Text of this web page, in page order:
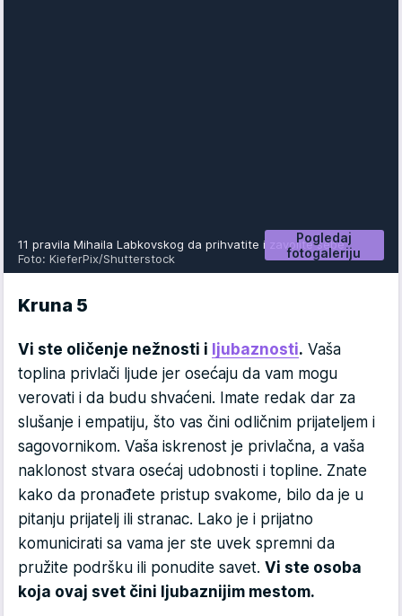
Pogledaj
fotogaleriju
11 pravila Mihaila Labkovskog da prihvatite i zavolite sebe
Foto: KieferPix/Shutterstock
Kruna 5
Vi ste oličenje nežnosti i ljubaznosti. Vaša
toplina privlači ljude jer osećaju da vam mogu
verovati i da budu shvaćeni. Imate redak dar za
slušanje i empatiju, što vas čini odličnim prijateljem i
sagovornikom. Vaša iskrenost je privlačna, a vaša
naklonost stvara osećaj udobnosti i topline. Znate
kako da pronađete pristup svakome, bilo da je u
pitanju prijatelj ili stranac. Lako je i prijatno
komunicirati sa vama jer ste uvek spremni da
pružite podršku ili ponudite savet. Vi ste osoba
koja ovaj svet čini ljubaznijim mestom.